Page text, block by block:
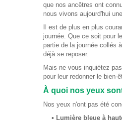
que nos ancêtres ont
nous vivons aujourd'hui
Il est de plus en plus
journée. Que ce soit pour
partie de la journée collés
déjà se reposer.
Mais ne vous inquiétez
pour leur redonner le bien-
À quoi nos yeux
Nos yeux n'ont pas été
• Lumière bleue à